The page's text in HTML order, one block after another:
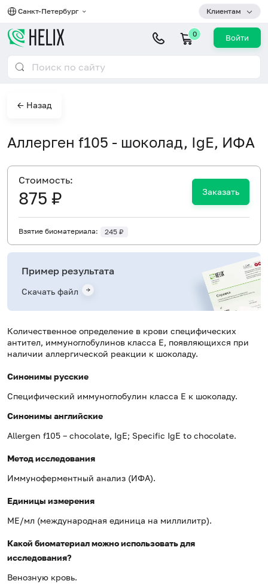
Санкт-Петербург Клиентам
0 Войти
← Назад
Аллерген f105 - шоколад, IgE, ИФА
Количественное определение в крови специфических
антител, иммуноглобулинов класса E, появляющихся при
наличии аллергической реакции к шоколаду.
Синонимы русские
Специфический иммуноглобулин класса Е к шоколаду.
Синонимы английские
Allergen f105 – chocolate, IgE; Specific IgE to chocolate.
Метод исследования
Иммуноферментный анализ (ИФА).
Единицы измерения
МЕ/мл (международная единица на миллилитр).
Какой биоматериал можно использовать для
исследования?
Венозную кровь.
Cтоимость:
875 ₽ Заказать
Взятие биоматериала: 245 ₽
Пример результата
Скачать файл